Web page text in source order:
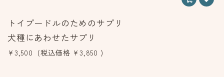
トイプードルのためのサプリ
犬種にあわせたサプリ
¥3,500 (税込価格 ¥3,850 )